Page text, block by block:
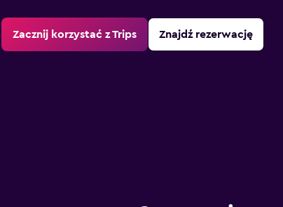
Zacznij korzystać z Trips Znajdź rezerwację